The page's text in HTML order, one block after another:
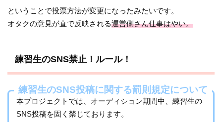
ということで投票方法が変更になったみたいです。
オタクの意見が直で反映される運営側さん仕事はやい。
練習生のSNS禁止！ルール！
練習生のSNS投稿に関する罰則規定について
本プロジェクトでは、オーディション期間中、練習生の
SNS投稿を固く禁じております。